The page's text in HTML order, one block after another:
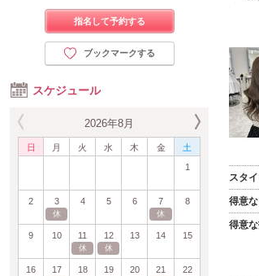
指名して予約する
ブックマークする
スケジュール
2026年8月
日 月 火 水 木 金
土
1
2 3
休
4 5 6 7
休
8
9 10 11
休
12
休
13 14 15
16 17 18 19 20 21 22
7
スタ
得意
得意